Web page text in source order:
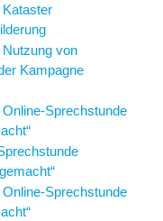
von
Kampagne
Sprechstunde
Sprechstunde